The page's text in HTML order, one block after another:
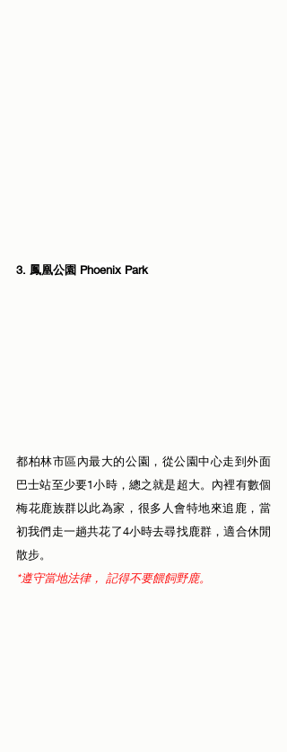
3. 鳳凰公園 Phoenix Park
都柏林市區內最大的公園，從公園中心走到外面
巴士站至少要1小時，總之就是超大。內裡有數個
梅花鹿族群以此為家，很多人會特地來追鹿，當
初我們走一趟共花了4小時去尋找鹿群，適合休閒
散步。
*遵守當地法律， 記得不要餵飼野鹿。